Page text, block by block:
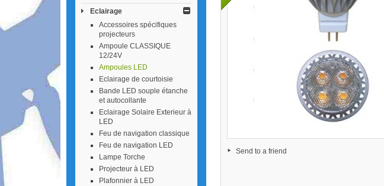
Eclairage
Accessoires spécifiques
projecteurs
Ampoule CLASSIQUE
12/24V
Ampoules LED
Eclairage de courtoisie
Bande LED souple étanche
et autocollante
Eclairage Solaire Exterieur à
LED
Feu de navigation classique
Feu de navigation LED
Lampe Torche
Projecteur à LED
Plafonnier à LED
Send to a friend